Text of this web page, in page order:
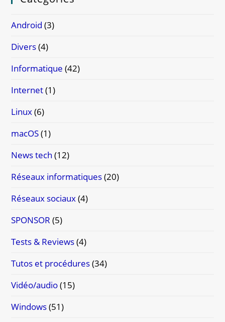
Android (3)
Divers(4)
Informatique (42)
Internet(1)
Linux(6)
macOS(1)
News tech (12)
Réseaux informatiques(20)
Réseaux sociaux(4)
SPONSOR (5)
Tests & Reviews(4)
Tutos et procédures(34)
Vidéo/audio(15)
Windows(51)